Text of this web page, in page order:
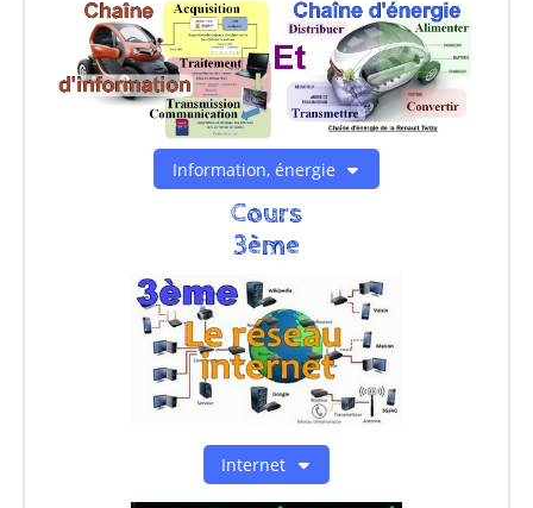
Information, énergie
Cours
3ème
Internet